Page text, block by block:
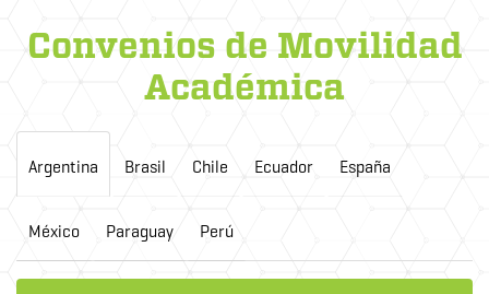
Convenios de Movilidad
Académica
Argentina Brasil Chile Ecuador España
México Paraguay Perú